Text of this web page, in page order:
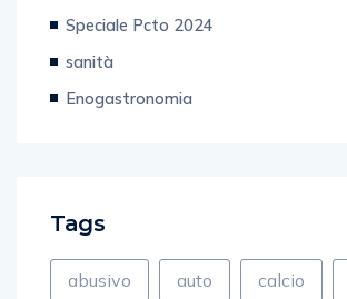
Speciale Pcto 2024
sanità
Enogastronomia
Tags
abusivo auto calcio